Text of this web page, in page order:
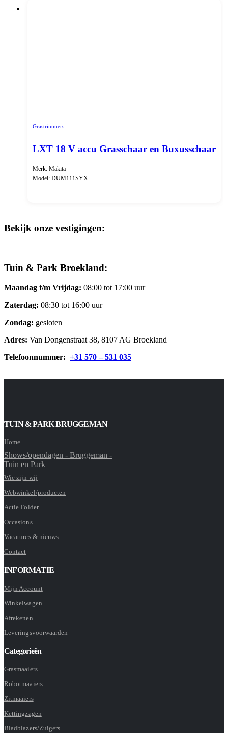
Grastrimmers
LXT 18 V accu Grasschaar en Buxusschaar
Merk: Makita
Model: DUM111SYX
Bekijk onze vestigingen:
Tuin & Park Broekland:
Maandag t/m Vrijdag: 08:00 tot 17:00 uur
Zaterdag: 08:30 tot 16:00 uur
Zondag: gesloten
Adres: Van Dongenstraat 38, 8107 AG Broekland
Telefoonnummer: +31 570 – 531 035
TUIN & PARK BRUGGEMAN
Home
Shows/opendagen - Bruggeman -
Tuin en Park
Wie zijn wij
Webwinkel/producten
Actie Folder
Occasions
Vacatures & nieuws
Contact
INFORMATIE
Mijn Account
Winkelwagen
Afrekenen
Leveringsvoorwaarden
Categorieën
Grasmaaiers
Robotmaaiers
Zitmaaiers
Kettingzagen
Bladblazers/Zuigers